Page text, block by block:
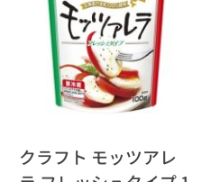
クラフト モッツアレ